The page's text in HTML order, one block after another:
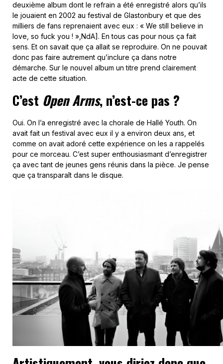
deuxième album dont le refrain a été enregistré alors qu’ils
le jouaient en 2002 au festival de Glastonbury et que des
milliers de fans reprenaient avec eux : « We still believe in
love, so fuck you ! »,NdA]. En tous cas pour nous ça fait
sens. Et on savait que ça allait se reproduire. On ne pouvait
donc pas faire autrement qu’inclure ça dans notre
démarche. Sur le nouvel album un titre prend clairement
acte de cette situation.
C’est Open Arms, n’est-ce pas ?
Oui. On l’a enregistré avec la chorale de Hallé Youth. On
avait fait un festival avec eux il y a environ deux ans, et
comme on avait adoré cette expérience on les a rappelés
pour ce morceau. C’est super enthousiasmant d’enregistrer
ça avec tant de jeunes gens réunis dans la pièce. Je pense
que ça transparaît dans le disque.